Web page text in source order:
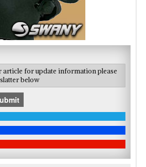
article for update information please
below